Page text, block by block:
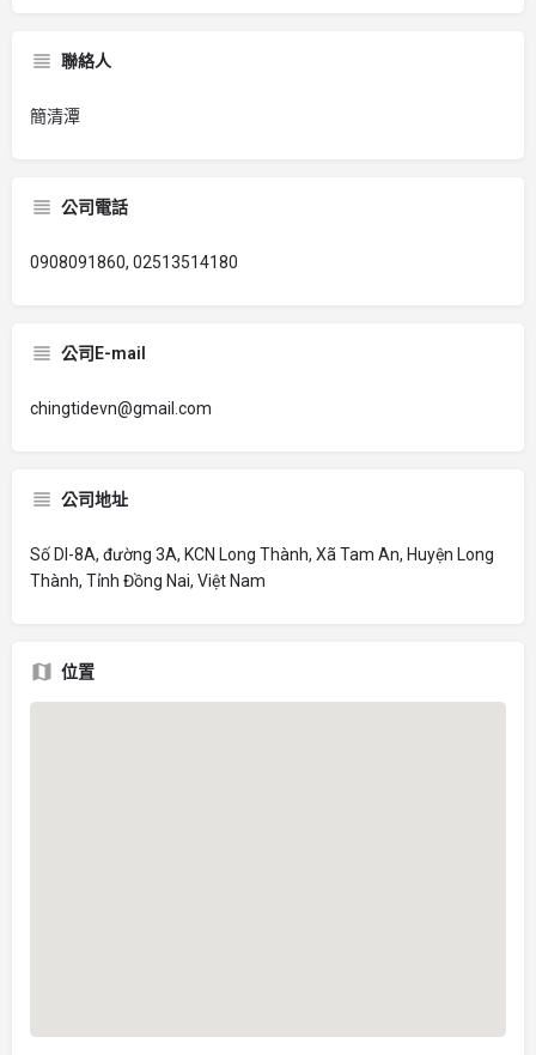
聯絡人
簡清潭
公司電話
0908091860, 02513514180
公司E-mail
chingtidevn@gmail.com
公司地址
Số DI-8A, đường 3A, KCN Long Thành, Xã Tam An, Huyện Long
Thành, Tỉnh Đồng Nai, Việt Nam
位置